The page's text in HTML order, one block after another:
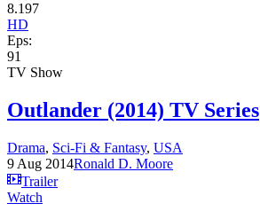
8.197
HD
Eps:
91
TV Show
Outlander (2014) TV Series
Drama, Sci-Fi & Fantasy, USA
9 Aug 2014Ronald D. Moore
Trailer
Watch